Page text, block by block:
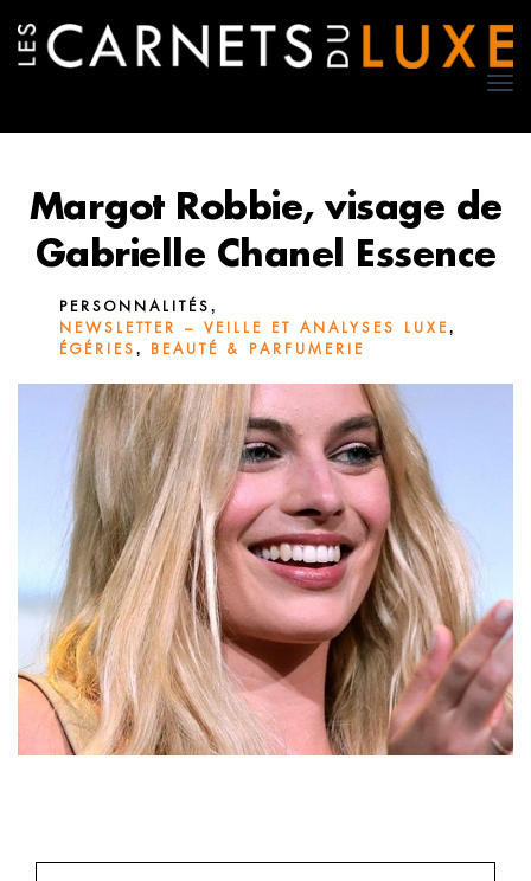
Margot Robbie, visage de
Gabrielle Chanel Essence
PERSONNALITÉS ,
NEWSLETTER – VEILLE ET ANALYSES LUXE,
ÉGÉRIES , BEAUTÉ & PARFUMERIE